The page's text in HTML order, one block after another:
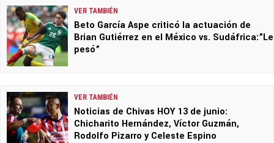
VER TAMBIÉN
Beto García Aspe criticó la actuación de
Brian Gutiérrez en el México vs. Sudáfrica:”Le
pesó”
VER TAMBIÉN
Noticias de Chivas HOY 13 de junio:
Chicharito Hernández, Víctor Guzmán,
Rodolfo Pizarro y Celeste Espino